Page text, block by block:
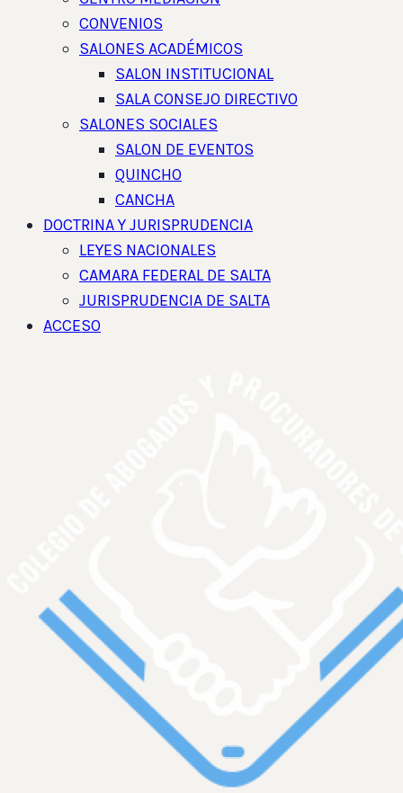
CONVENIOS
SALONES ACADÉMICOS
SALON INSTITUCIONAL
SALA CONSEJO DIRECTIVO
SALONES SOCIALES
SALON DE EVENTOS
QUINCHO
CANCHA
DOCTRINA Y JURISPRUDENCIA
LEYES NACIONALES
CAMARA FEDERAL DE SALTA
JURISPRUDENCIA DE SALTA
ACCESO